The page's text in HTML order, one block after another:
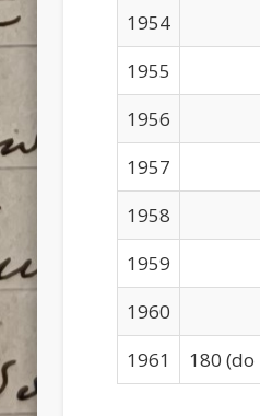
1954
1955
1956
1957
1958
1959
1960
1961
180